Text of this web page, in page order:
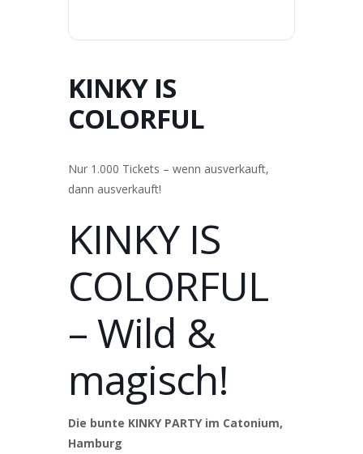
KINKY IS
COLORFUL
Nur 1.000 Tickets – wenn ausverkauft,
dann ausverkauft!
KINKY IS
COLORFUL
– Wild &
magisch!
Die bunte KINKY PARTY im Catonium,
Hamburg